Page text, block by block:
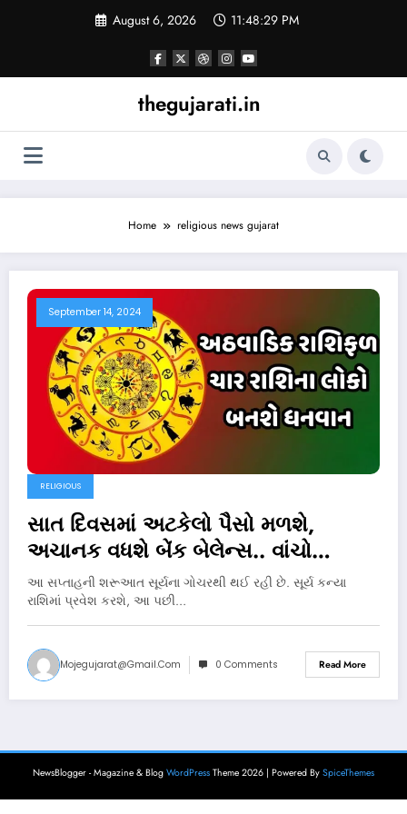
August 6, 2026 11:48:29 PM
thegujarati.in
Home religious news gujarat
September 14, 2024
RELIGIOUS
સાત દિવસમાં અટકેલો પૈસો મળશે,
અચાનક વધશે બેંક બેલેન્સ.. વાંચો
આવનારા અઠવાડિયાનું રાશિફળ
આ સપ્તાહની શરૂઆત સૂર્યના ગોચરથી થઈ રહી છે. સૂર્ય કન્યા
રાશિમાં પ્રવેશ કરશે, આ પછી…
Mojegujarat@gmail.com 0 Comments Read More
NewsBlogger - Magazine & Blog WordPress Theme 2026 | Powered By SpiceThemes